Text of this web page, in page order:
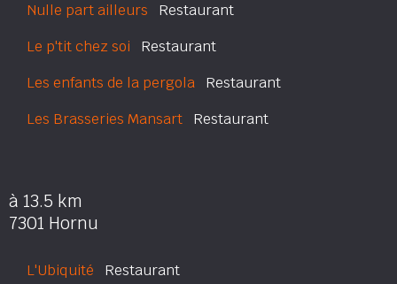
Nulle part ailleurs Restaurant
Le p'tit chez soi Restaurant
Les enfants de la pergola Restaurant
Les Brasseries Mansart Restaurant
à 13.5 km
7301 Hornu
L'Ubiquité Restaurant